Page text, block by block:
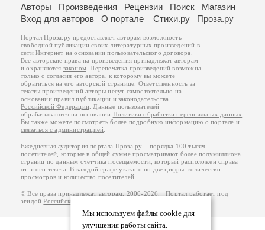
Мы используем файлы cookie для
улучшения работы сайта.
Авторы Произведения Рецензии Поиск
Магазин
Вход для авторов
О портале Стихи.ру Проза.ру
Портал Проза.ру предоставляет авторам возможность
свободной публикации своих литературных произведений в
сети Интернет на основаниипользовательского договора
Все авторские права на произведения принадлежат авторам
и охраняются законом . Перепечатка произведений возможна
только с согласия его автора, к которому вы можете
обратиться на его авторской странице. Ответственность за
тексты произведений авторы несут самостоятельно на
основанииправил публикации изаконодательства
Российской Федерации . Данные пользователей
обрабатываются на основании Политики обработки персональных данных
Вы также можете посмотреть более подробную информацию о портале и
связаться с администрацией
Ежедневная аудитория портала Проза.ру – порядка 100 тысяч
посетителей, которые в общей сумме просматривают более полумиллиона
страниц по данным счетчика посещаемости, который расположен справа
от этого текста. В каждой графе указано по две цифры: количество
просмотров и количество посетителей.
© Все права принадлежат авторам, 2000-2026. Портал работает под
эгидойРоссийского союза писателей